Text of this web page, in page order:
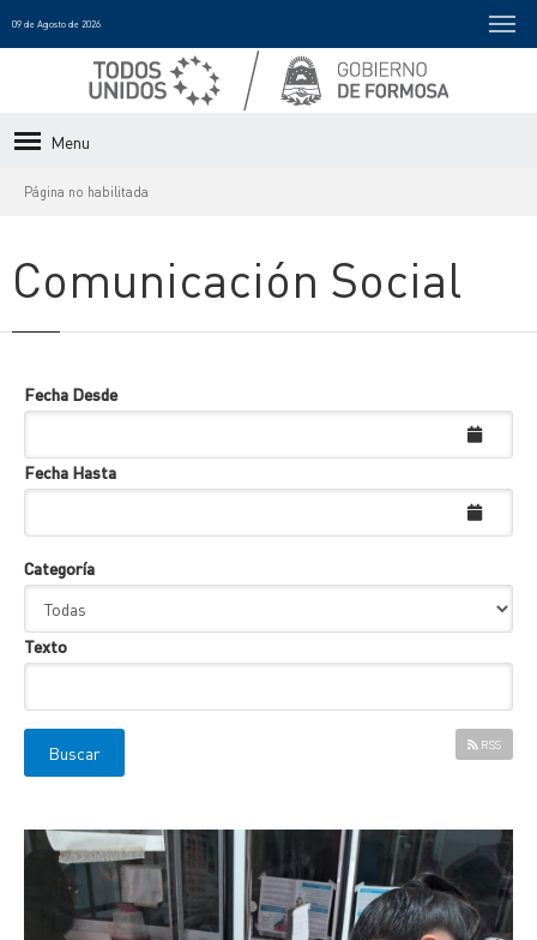
09 de Agosto de 2026
Menu
Página no habilitada
Comunicación Social
Fecha Desde
Fecha Hasta
Categoría
Texto
RSS